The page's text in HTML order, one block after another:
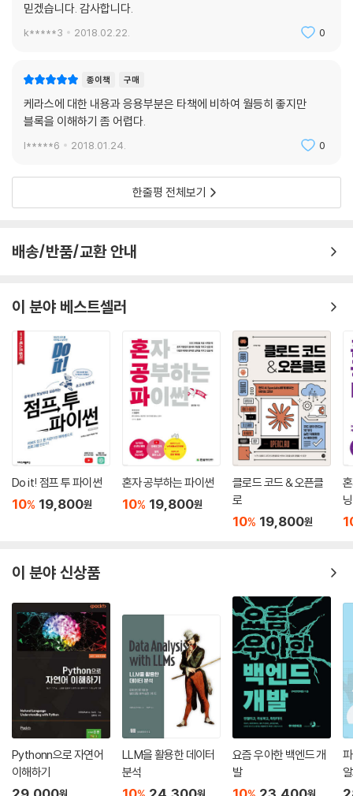
믿겠습니다. 감사합니다.
k*****3 2018.02.22. 0
종이책 구매
케라스에 대한 내용과 응용부분은 타책에 비하여 월등히 좋지만
블록을 이해하기 좀 어렵다.
l*****6 2018.01.24. 0
한줄평 전체보기
배송/반품/교환 안내
이 분야 베스트셀러
Do it! 점프 투 파이썬
10% 19,800원
혼자 공부하는 파이썬
10% 19,800원
클로드 코드 & 오픈클
로
10% 19,800원
이 분야 신상품
Pythonn으로 자연어
이해하기
LLM을 활용한 데이터
분석
요즘 우아한 백엔드 개
발